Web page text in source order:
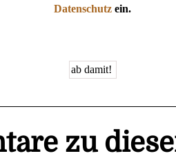
Datenschutz ein.
zu